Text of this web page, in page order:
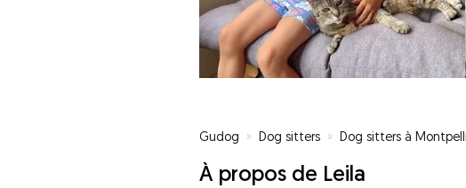
Gudog » Dog sitters » Dog sitters à
À propos de Leila